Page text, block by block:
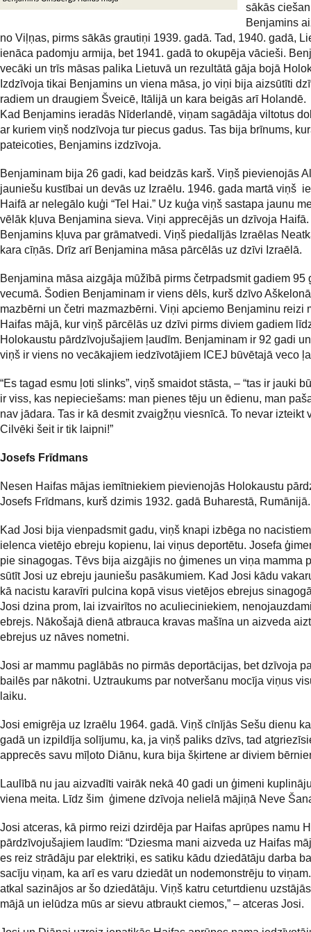
sākās
Benjamins
no Viļņas, pirms sākās grautiņi 1939. gadā. Tad, 1940. gadā,
ienāca padomju armija, bet 1941. gadā to okupēja vācieši.
vecāki un trīs māsas palika Lietuvā un rezultātā gāja bojā
Izdzīvoja tikai Benjamins un viena māsa, jo viņi bija aizsūtīti
radiem un draugiem Šveicē, Itālijā un kara beigās arī Holandē.
Kad Benjamins ieradās Nīderlandē, viņam sagādāja viltotus
ar kuriem viņš nodzīvoja tur piecus gadus. Tas bija brīnums,
pateicoties, Benjamins izdzīvoja.
Benjaminam bija 26 gadi, kad beidzās karš. Viņš pievienojās
jauniešu kustībai un devās uz Izraēlu. 1946. gada martā viņš
Haifā ar nelegālo kuģi “Tel Hai.” Uz kuģa viņš sastapa jaunu
vēlāk kļuva Benjamina sieva. Viņi apprecējās un dzīvoja Haifā.
Benjamins kļuva par grāmatvedi. Viņš piedalījās Izraēlas
kara cīņās. Drīz arī Benjamina māsa pārcēlās uz dzīvi Izraēlā.
Benjamina māsa aizgāja mūžībā pirms četrpadsmit gadiem 95
vecumā. Šodien Benjaminam ir viens dēls, kurš dzīvo
mazbērni un četri mazmazbērni. Viņi apciemo Benjaminu reizi
Haifas mājā, kur viņš pārcēlās uz dzīvi pirms diviem gadiem
Holokaustu pārdzīvojušajiem ļaudīm. Benjaminam ir 92 gadi
viņš ir viens no vecākajiem iedzīvotājiem ICEJ būvētajā veco
“Es tagad esmu ļoti slinks”, viņš smaidot stāsta, – “tas ir jauki
ir viss, kas nepieciešams: man pienes tēju un ēdienu, man
nav jādara. Tas ir kā desmit zvaigžņu viesnīcā. To nevar izteikt
Cilvēki šeit ir tik laipni!”
Josefs Frīdmans
Nesen Haifas mājas iemītniekiem pievienojās Holokaustu
Josefs Frīdmans, kurš dzimis 1932. gadā Buharestā, Rumānijā.
Kad Josi bija vienpadsmit gadu, viņš knapi izbēga no
ielenca vietējo ebreju kopienu, lai viņus deportētu. Josefa
pie sinagogas. Tēvs bija aizgājis no ģimenes un viņa mamma
sūtīt Josi uz ebreju jauniešu pasākumiem. Kad Josi kādu
kā nacistu karavīri pulcina kopā visus vietējos ebrejus
Josi dzina prom, lai izvairītos no aculieciniekiem,
ebrejs. Nākošajā dienā atbrauca kravas mašīna un aizveda
ebrejus uz nāves nometni.
Josi ar mammu paglābās no pirmās deportācijas, bet dzīvoja
bailēs par nākotni. Uztraukums par notveršanu mocīja viņus
laiku.
Josi emigrēja uz Izraēlu 1964. gadā. Viņš cīnījās Sešu dienu
gadā un izpildīja solījumu, ka, ja viņš paliks dzīvs, tad
apprecēs savu mīļoto Diānu, kura bija šķirtene ar diviem
Laulībā nu jau aizvadīti vairāk nekā 40 gadi un ģimeni
viena meita. Līdz šim ģimene dzīvoja nelielā mājiņā Neve
Josi atceras, kā pirmo reizi dzirdēja par Haifas aprūpes namu
pārdzīvojušajiem laudīm: “Dziesma mani aizveda uz Haifas
es reiz strādāju par elektriķi, es satiku kādu dziedātāju darba
sacīju viņam, ka arī es varu dziedāt un nodemonstrēju to
atkal sazinājos ar šo dziedātāju. Viņš katru ceturtdienu
mājā un ielūdza mūs ar sievu atbraukt ciemos,” – atceras Josi.